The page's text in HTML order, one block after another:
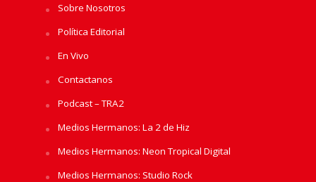
Sobre Nosotros
Política Editorial
En Vivo
Contactanos
Podcast – TRA2
Medios Hermanos: La 2 de Hiz
Medios Hermanos: Neon Tropical Digital
Medios Hermanos: Studio Rock